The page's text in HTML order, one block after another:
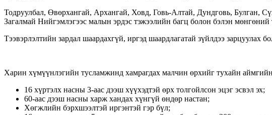
Тодруулбал, Өвөрхангай, Архангай, Ховд, Говь-Алтай, Дундговь, Булган,
Загалмай Нийгэмлэгээс малын эрдэс тэжээлийн багц болон бэлэн мөнгөний
Тээвэрлэлтийн зардал шаардахгүй, иргэд шаардлагатай зүйлдээ
Харин хүмүүнлэгийн тусламжинд хамрагдах малчин өрхийг тухайн
16 хүртэлх насны 3-аас дээш хүүхэдтэй өрх толгойлсон эцэг эсвэл эх;
60-аас дээш насны харж хандах хүнгүй өндөр настан;
Хөгжлийн бэрхшээлтэй иргэнтэй гэр бүл;